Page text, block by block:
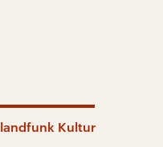
Kultur